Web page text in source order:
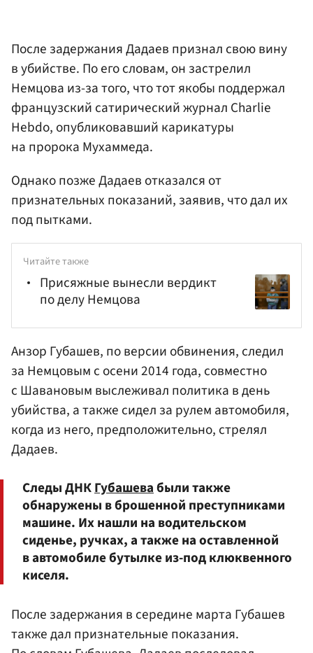
После задержания Дадаев признал свою вину
в убийстве. По его словам, он застрелил
Немцова из-за того, что тот якобы поддержал
французский сатирический журнал Charlie
Hebdo, опубликовавший карикатуры
на пророка Мухаммеда.
Однако позже Дадаев отказался от
признательных показаний, заявив, что дал их
под пытками.
Читайте также
Присяжные вынесли вердикт
по делу Немцова
Анзор Губашев, по версии обвинения, следил
за Немцовым с осени 2014 года, совместно
с Шавановым выслеживал политика в день
убийства, а также сидел за рулем автомобиля,
когда из него, предположительно, стрелял
Дадаев.
Следы ДНКГубашевабыли также
обнаружены в брошенной преступниками
машине. Их нашли на водительском
сиденье, ручках, а также на оставленной
в автомобиле бутылке из-под клюквенного
киселя.
После задержания в середине марта Губашев
также дал признательные показания.